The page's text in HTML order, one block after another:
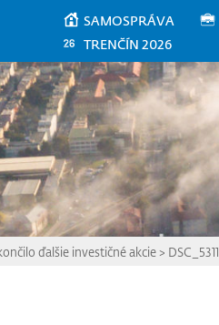
SAMOSPRÁVA
TRENČÍN 2026
ďalšie investičné akcie> DSC_5311